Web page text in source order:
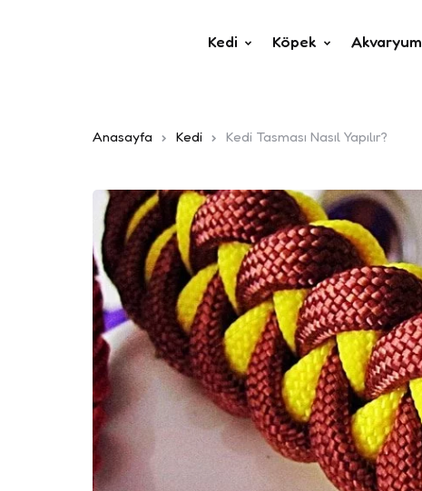
Kedi Köpek Akvaryum
Anasayfa Kedi Kedi Tasması Nasıl Yapılır?